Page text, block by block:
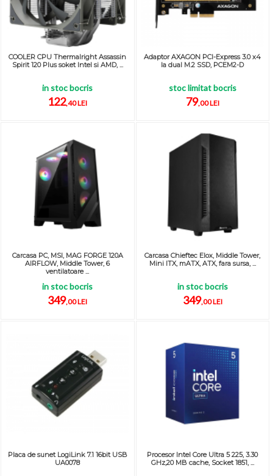
COOLER CPU Thermalright Assassin
Spirit 120 Plus soket Intel si AMD, ...
in stoc bocris
122,40 LEI
Adaptor AXAGON PCI-Express 3.0 x4
la dual M.2 SSD, PCEM2-D
stoc limitat bocris
79,00 LEI
Carcasa PC, MSI, MAG FORGE 120A
AIRFLOW, Middle Tower, 6
ventilatoare ...
in stoc bocris
349,00 LEI
Carcasa Chieftec Elox, Middle Tower,
Mini ITX, mATX, ATX, fara sursa, ...
in stoc bocris
349,00 LEI
Placa de sunet LogiLink 7.1 16bit USB
UA0078
Procesor Intel Core Ultra 5 225, 3.30
GHz,20 MB cache, Socket 1851, ...